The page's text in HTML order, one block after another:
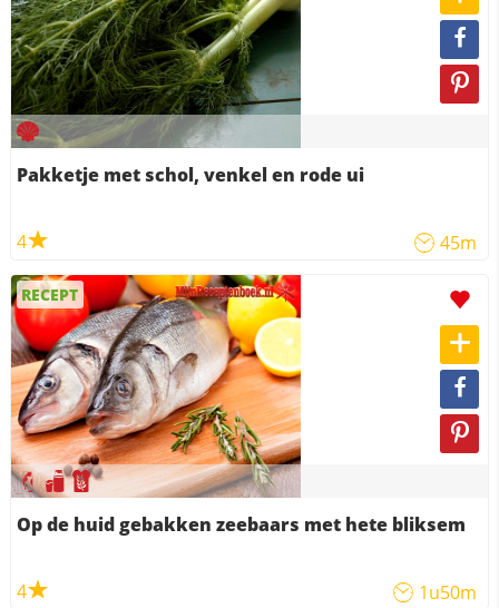
Pakketje met schol, venkel en rode ui
4 45m
RECEPT
Op de huid gebakken zeebaars met hete bliksem
4 1u50m